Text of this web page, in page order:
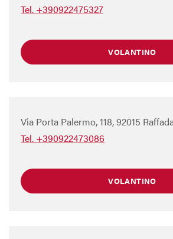
Tel. +390922475327
VOLANTINO
Via Porta Palermo, 118, 92015
Tel. +390922473086
VOLANTINO